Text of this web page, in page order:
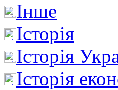
Інше
Історія
Історія
Історія